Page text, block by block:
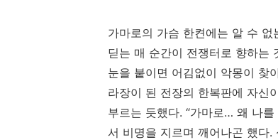
가마로의 가슴 한켠에는 알 수
딛는 매 순간이 전쟁터로 향하는
눈을 붙이면 어김없이 악몽이 찾
라장이 된 전장의 한복판에 자신
부르는 듯했다. “가마로… 왜 나
서 비명을 지르며 깨어나곤 했다